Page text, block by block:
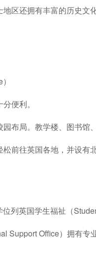
区还拥有丰富的历史文化
便利。
布局。教学楼、图书馆
前往英国各地，并设有
列英国学生福祉（
Support Office）拥有专